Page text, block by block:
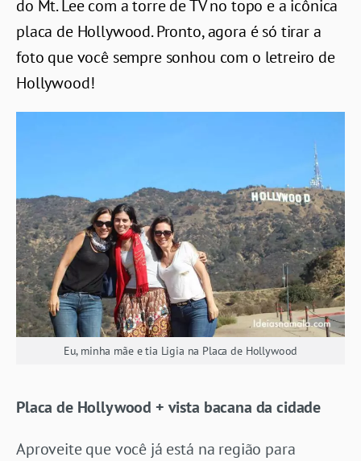
do Mt. Lee com a torre de TV no topo e a icônica
placa de Hollywood. Pronto, agora é só tirar a
foto que você sempre sonhou com o letreiro de
Hollywood!
Eu, minha mãe e tia Ligia na Placa de Hollywood
Placa de Hollywood + vista bacana da cidade
Aproveite que você já está na região para